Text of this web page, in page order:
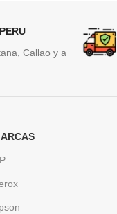
Callao y a